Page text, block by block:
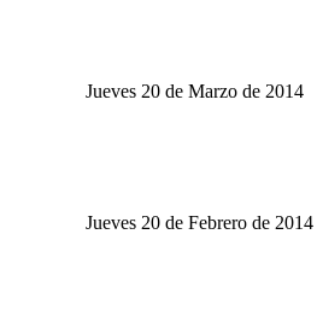
Jueves 20 de Marzo de 2014
Jueves 20 de Febrero de 2014